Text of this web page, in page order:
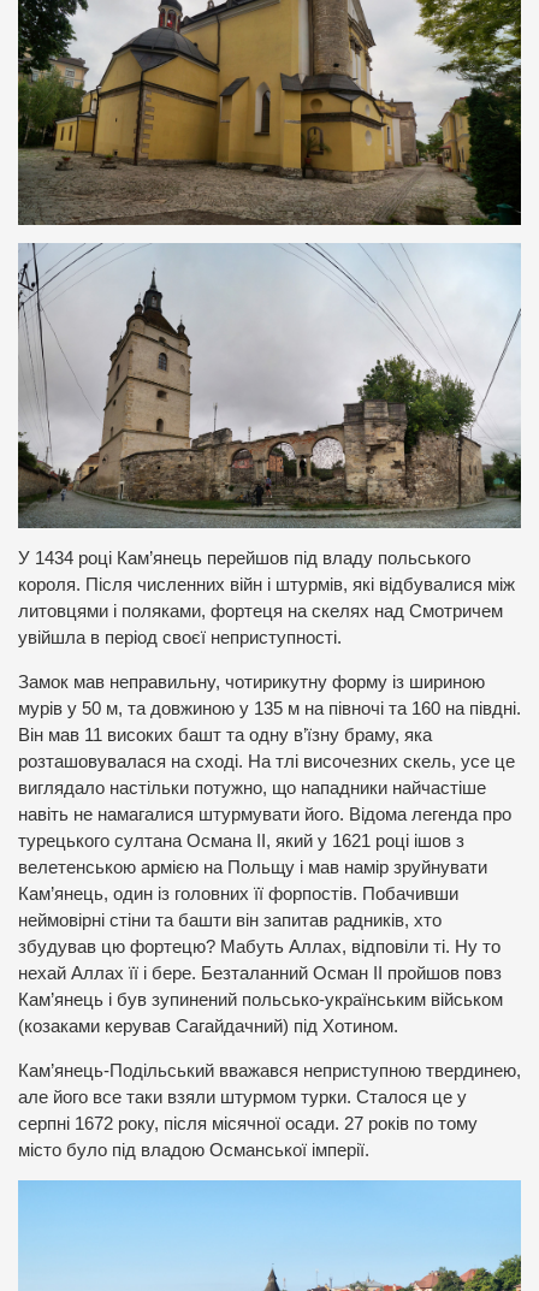
У 1434 році Кам’янець перейшов під владу польського
короля. Після численних війн і штурмів, які відбувалися між
литовцями і поляками, фортеця на скелях над Смотричем
увійшла в період своєї неприступності.
Замок мав неправильну, чотирикутну форму із шириною
мурів у 50 м, та довжиною у 135 м на півночі та 160 на півдні.
Він мав 11 високих башт та одну в’їзну браму, яка
розташовувалася на сході. На тлі височезних скель, усе це
виглядало настільки потужно, що нападники найчастіше
навіть не намагалися штурмувати його. Відома легенда про
турецького султана Османа ІІ, який у 1621 році ішов з
велетенською армією на Польщу і мав намір зруйнувати
Кам’янець, один із головних її форпостів. Побачивши
неймовірні стіни та башти він запитав радників, хто
збудував цю фортецю? Мабуть Аллах, відповіли ті. Ну то
нехай Аллах її і бере. Безталанний Осман ІІ пройшов повз
Кам’янець і був зупинений польсько-українським військом
(козаками керував Сагайдачний) під Хотином.
Кам’янець-Подільський вважався неприступною твердинею,
але його все таки взяли штурмом турки. Сталося це у
серпні 1672 року, після місячної осади. 27 років по тому
місто було під владою Османської імперії.